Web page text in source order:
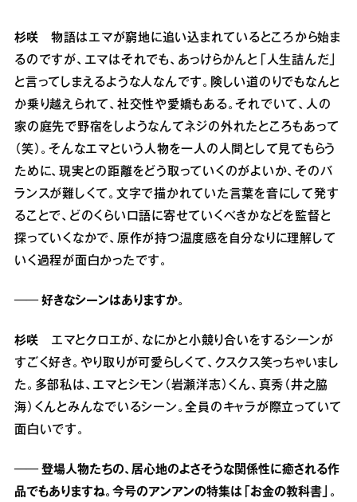
杉咲 物語はエマが窮地に追い込まれているところから始ま
るのですが、エマはそれでも、あっけらかんと「人生詰んだ」
と言ってしまえるような人なんです。険しい道のりでもなんと
か乗り越えられて、社交性や愛嬌もある。それでいて、人の
家の庭先で野宿をしようなんてネジの外れたところもあって
（笑）。そんなエマという人物を一人の人間として見てもらう
ために、現実との距離をどう取っていくのがよいか、そのバ
ランスが難しくて。文字で描かれていた言葉を音にして発す
ることで、どのくらい口語に寄せていくべきかなどを監督と
探っていくなかで、原作が持つ温度感を自分なりに理解して
いく過程が面白かったです。
── 好きなシーンはありますか。
杉咲 エマとクロエが、なにかと小競り合いをするシーンが
すごく好き。やり取りが可愛らしくて、クスクス笑っちゃいまし
た。多部私は、エマとシモン（岩瀬洋志）くん、真秀（井之脇
海）くんとみんなでいるシーン。全員のキャラが際立っていて
面白いです。
── 登場人物たちの、居心地のよさそうな関係性に癒される作
品でもありますね。今号のアンアンの特集は「お金の教科書」。